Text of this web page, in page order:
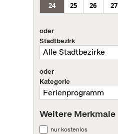
24
25 26 27
oder
Stadtbezirk
oder
Kategorie
Weitere Merkmale
nur kostenlos